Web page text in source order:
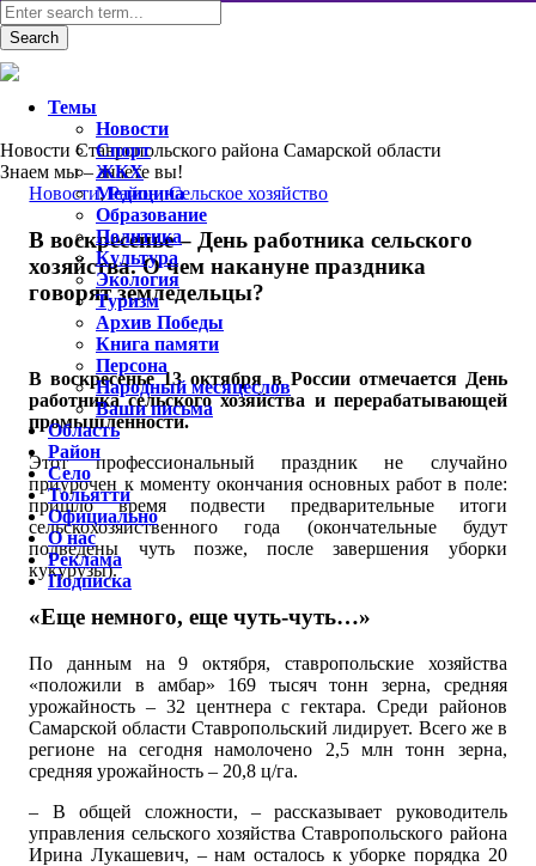
Новости Ставропольского района Самарской области
Знаем мы – знаете вы!
Новости,Район,Сельское хозяйство
В воскресенье – День работника сельского
хозяйства. О чем накануне праздника
говорят земледельцы?
В воскресенье 13 октября в России отмечается День
работника сельского хозяйства и перерабатывающей
промышленности.
Этот профессиональный праздник не случайно
приурочен к моменту окончания основных работ в поле:
пришло время подвести предварительные итоги
сельскохозяйственного года (окончательные будут
подведены чуть позже, после завершения уборки
кукурузы).
«Еще немного, еще чуть-чуть…»
По данным на 9 октября, ставропольские хозяйства
«положили в амбар» 169 тысяч тонн зерна, средняя
урожайность – 32 центнера с гектара. Среди районов
Самарской области Ставропольский лидирует. Всего же в
регионе на сегодня намолочено 2,5 млн тонн зерна,
средняя урожайность – 20,8 ц/га.
– В общей сложности, – рассказывает руководитель
управления сельского хозяйства Ставропольского района
Ирина Лукашевич, – нам осталось к уборке порядка 20
Темы
Новости
Спорт
ЖКХ
Медицина
Образование
Политика
Культура
Экология
Туризм
Архив Победы
Книга памяти
Персона
Народный месяцеслов
Ваши письма
Область
Район
Село
Тольятти
Официально
О нас
Реклама
Подписка